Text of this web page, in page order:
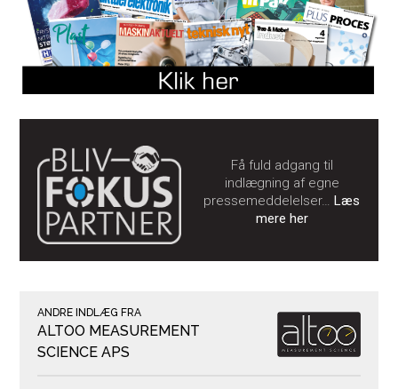
Få fuld adgang til
indlægning af egne
pressemeddelelser… Læs
mere her
ANDRE INDLÆG FRA
ALTOO MEASUREMENT
SCIENCE APS